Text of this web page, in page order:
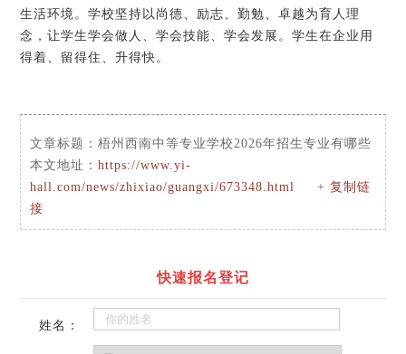
生活环境。学校坚持以尚德、励志、勤勉、卓越为育人理
念，让学生学会做人、学会技能、学会发展。学生在企业用
得着、留得住、升得快。
文章标题：梧州西南中等专业学校2026年招生专业有哪些
本文地址：https://www.yi-
hall.com/news/zhixiao/guangxi/673348.html
+复制链
接
快速报名登记
姓名：